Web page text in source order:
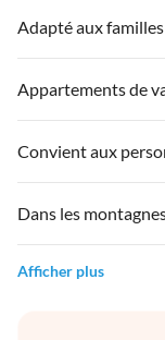
Adapté aux
Appartements de
Convient aux
Dans les
Afficher plus